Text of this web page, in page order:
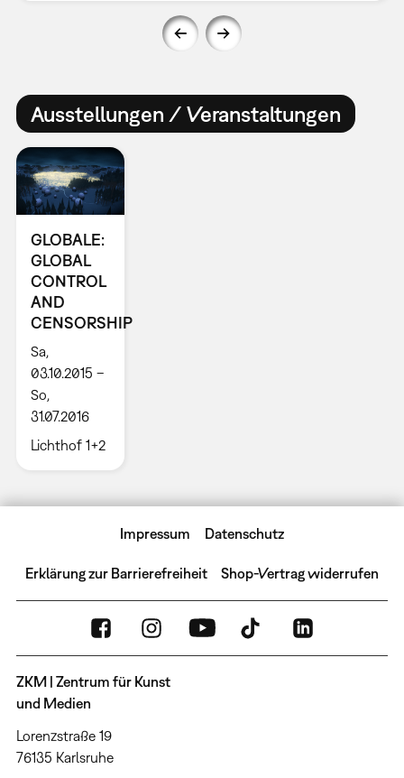
Ausstellungen / Veranstaltungen
GLOBALE:
GLOBAL
CONTROL
AND
CENSORSHIP
Sa,
03.10.2015 –
So,
31.07.2016
Lichthof 1+2
Impressum Datenschutz
Erklärung zur Barrierefreiheit Shop-Vertrag widerrufen
ZKM | Zentrum für Kunst
und Medien
Lorenzstraße 19
76135 Karlsruhe